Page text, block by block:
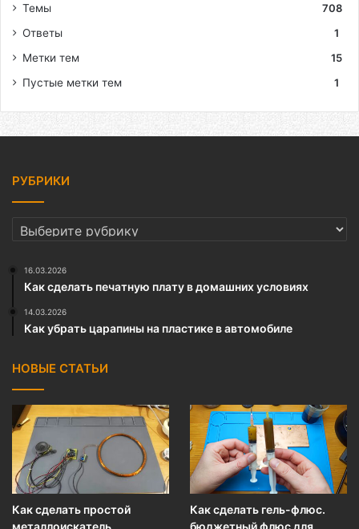
Темы
708
Ответы
1
Метки тем
15
Пустые метки тем
1
РУБРИКИ
РУБРИКИ
16.03.2026
Как сделать печатную плату в домашних условиях
14.03.2026
Как убрать царапины на пластике в автомобиле
НОВЫЕ СТАТЬИ
Как сделать простой
металлоискатель
Как сделать гель-флюс.
бюджетный флюс для